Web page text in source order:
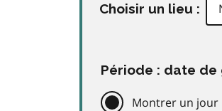
Choisir un lieu :
Période : date de
Montrer un jour